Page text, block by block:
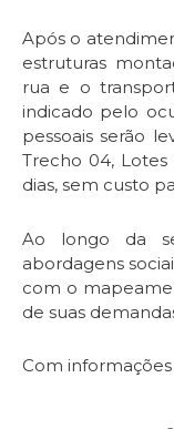
Após o
estruturas
rua e o
indicado pelo
pessoais serão
Trecho 04, Lotes
dias, sem custo
Ao longo da
abordagens
com o
de suas
Com